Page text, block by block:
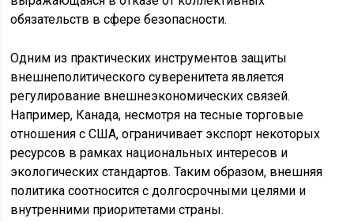
обязательств в сфере безопасности.
Одним из практических инструментов защиты
внешнеполитического суверенитета является
регулирование внешнеэкономических связей.
Например, Канада, несмотря на тесные торговые
отношения с США, ограничивает экспорт некоторых
ресурсов в рамках национальных интересов и
экологических стандартов. Таким образом, внешняя
политика соотносится с долгосрочными целями и
внутренними приоритетами страны.